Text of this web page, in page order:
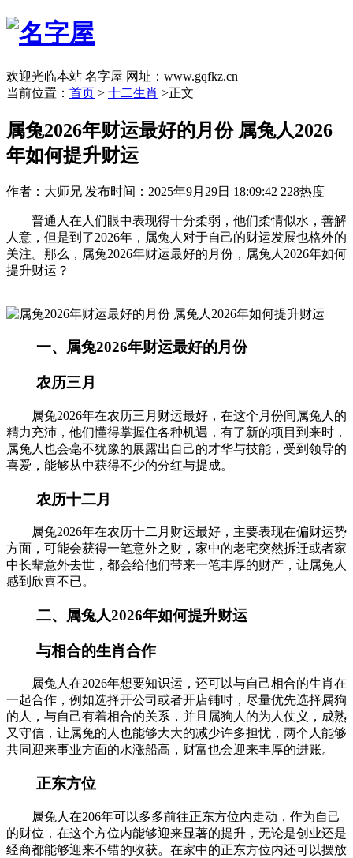
欢迎光临本站 名字屋 网址：www.gqfkz.cn
当前位置： 首页 > 十二生肖 >正文
属兔2026年财运最好的月份 属兔人2026
年如何提升财运
作者：大师兄 发布时间：2025年9月29日 18:09:42 228热度
普通人在人们眼中表现得十分柔弱，他们柔情似水，善解
人意，但是到了2026年，属兔人对于自己的财运发展也格外的
关注。那么，属兔2026年财运最好的月份，属兔人2026年如何
提升财运？
一、属兔2026年财运最好的月份
农历三月
属兔2026年在农历三月财运最好，在这个月份间属兔人的
精力充沛，他们懂得掌握住各种机遇，有了新的项目到来时，
属兔人也会毫不犹豫的展露出自己的才华与技能，受到领导的
喜爱，能够从中获得不少的分红与提成。
农历十二月
属兔2026年在农历十二月财运最好，主要表现在偏财运势
方面，可能会获得一笔意外之财，家中的老宅突然拆迁或者家
中长辈意外去世，都会给他们带来一笔丰厚的财产，让属兔人
感到欣喜不已。
二、属兔人2026年如何提升财运
与相合的生肖合作
属兔人在2026年想要知识运，还可以与自己相合的生肖在
一起合作，例如选择开公司或者开店铺时，尽量优先选择属狗
的人，与自己有着相合的关系，并且属狗人的为人仗义，成熟
又守信，让属兔的人也能够大大的减少许多担忧，两个人能够
共同迎来事业方面的水涨船高，财富也会迎来丰厚的进账。
正东方位
属兔人在206年可以多多前往正东方位内走动，作为自己
的财位，在这个方位内能够迎来显著的提升，无论是创业还是
经商都能够迎来不错的收获。在家中的正东方位内还可以摆放